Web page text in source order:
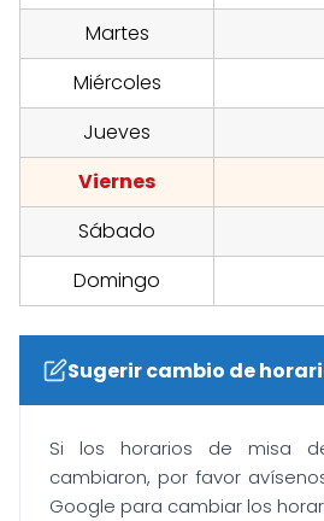
Martes
Miércoles
Jueves
Viernes
Sábado
Domingo
Sugerir cambio de
Si los horarios de misa
cambiaron, por favor
Google para cambiar los